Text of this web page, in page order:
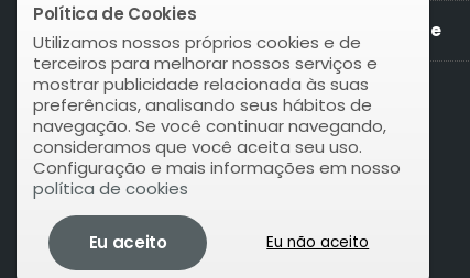
Play Millionaire For Life
Política de Cookies
Utilizamos nossos próprios cookies e de
terceiros para melhorar nossos serviços e
mostrar publicidade relacionada às suas
preferências, analisando seus hábitos de
navegação. Se você continuar navegando,
consideramos que você aceita seu uso.
Configuração e mais informações em nosso
política de cookies
Eu aceito Eu não aceito